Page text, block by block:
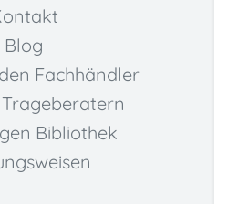
Blog
Fachhändler
Bibliothek